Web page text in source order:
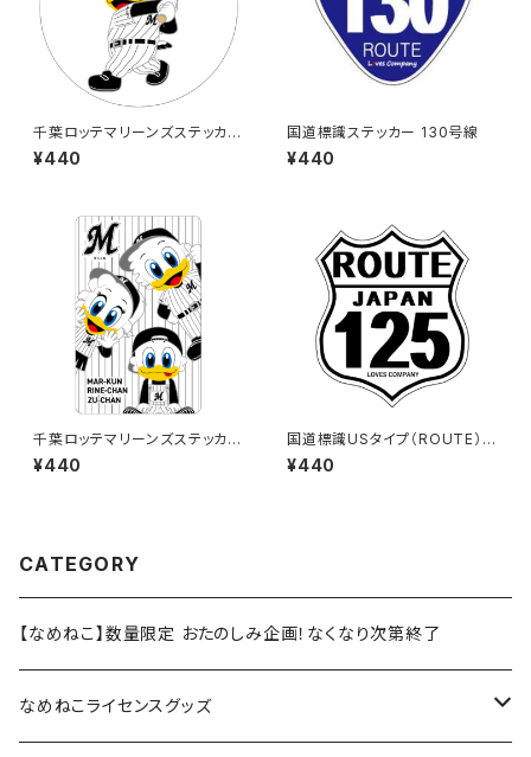
千葉ロッテマリーンズステッカー
8
¥440
国道標識ステッカー 130号線
¥440
千葉ロッテマリーンズステッカー
11
¥440
国道標識USタイプ（ROUTE）ス
テッカー 125号線（ホワイト）
¥440
CATEGORY
【なめねこ】数量限定 おたのしみ企画！なくなり次第終了
なめねこライセンスグッズ